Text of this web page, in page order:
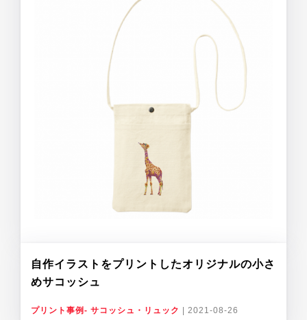
自作イラストをプリントしたオリジナルの小さ
めサコッシュ
プリント事例- サコッシュ・リュック 2021-08-26